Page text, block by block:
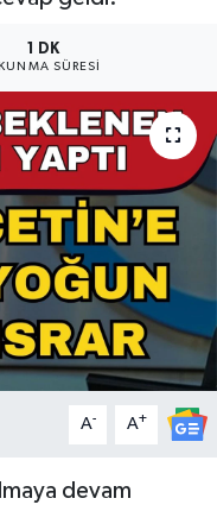
1 DK
SÜRESI
A- A+
devam